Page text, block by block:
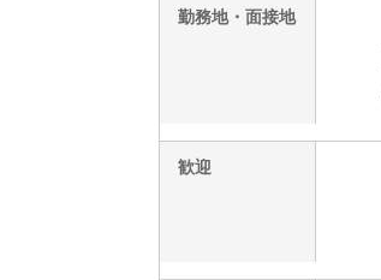
勤務地・面接地
歓迎